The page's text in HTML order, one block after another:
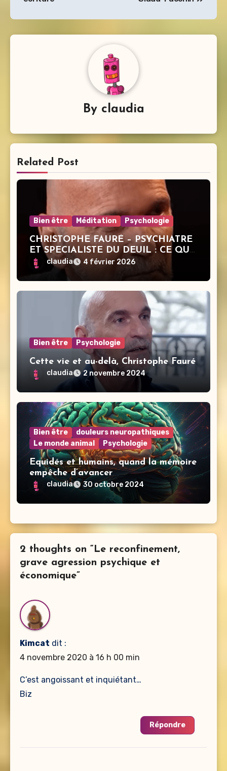
By claudia
Related Post
Bien être Méditation Psychologie
CHRISTOPHE FAURÉ – PSYCHIATRE
ET SPECIALISTE DU DEUIL : CE QUE
PERSONNE N’OSE DIRE SUR LA
MORT
claudia 4 février 2026
Bien être Psychologie
Cette vie et au-delà, Christophe Fauré
claudia 2 novembre 2024
Bien être
douleurs neuropathiques
Le monde animal
Psychologie
Equidés et humains, quand la mémoire
empêche d’avancer
claudia 30 octobre 2024
2 thoughts on “Le reconfinement,
grave agression psychique et
économique”
Kimcat dit :
4 novembre 2020 à 16 h 00 min
C’est angoissant et inquiétant…
Biz
Répondre